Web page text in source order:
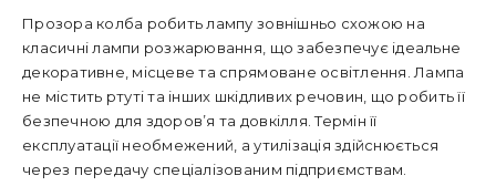
Прозора колба робить лампу зовнішньо схожою на
класичні лампи розжарювання, що забезпечує ідеальне
декоративне, місцеве та спрямоване освітлення. Лампа
не містить ртуті та інших шкідливих речовин, що робить її
безпечною для здоров’я та довкілля. Термін її
експлуатації необмежений, а утилізація здійснюється
через передачу спеціалізованим підприємствам.